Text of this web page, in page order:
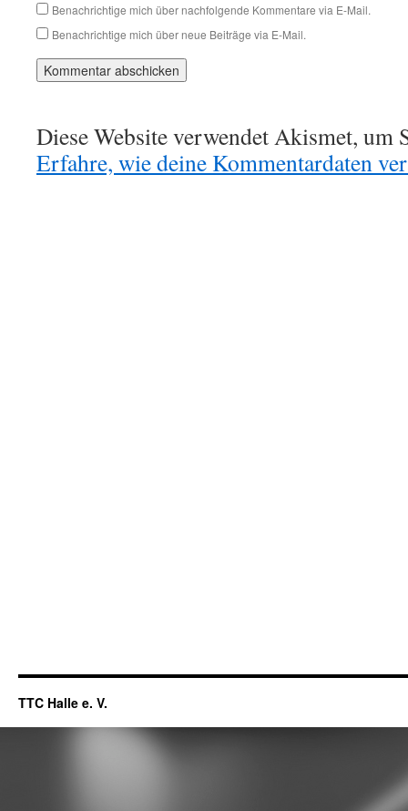
Benachrichtige mich über nachfolgende Kommentare via E-Mail.
Benachrichtige mich über neue Beiträge via E-Mail.
Diese Website verwendet Akismet, um
Erfahre, wie deine Kommentardaten
TTC Halle e. V.